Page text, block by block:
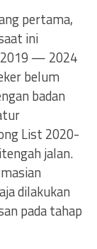
pertama,
ini
— 2024
belum
badan
List 2020-
jalan.
dilakukan
pada tahap